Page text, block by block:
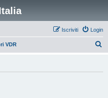
Login
Iscriviti
VDR